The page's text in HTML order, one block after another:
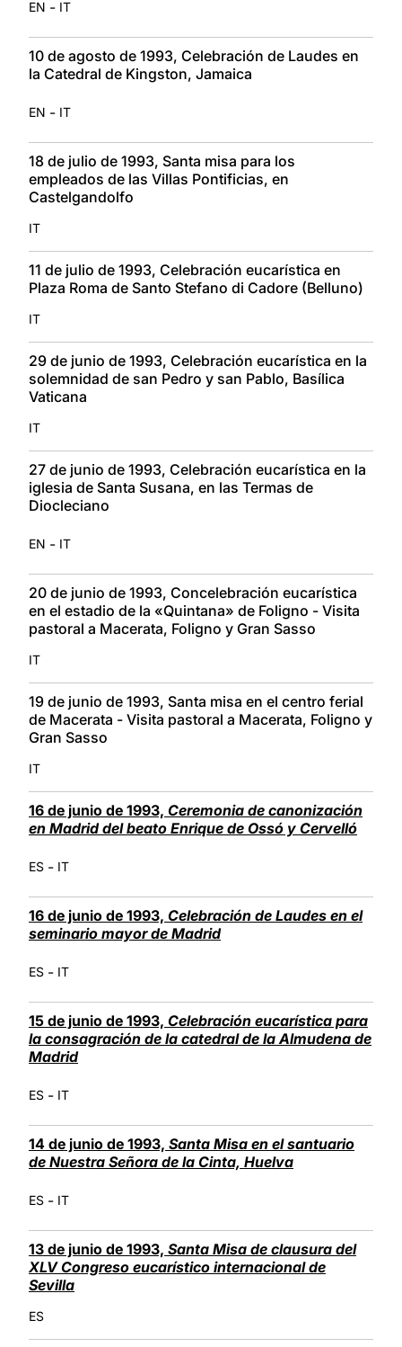
EN - IT
10 de agosto de 1993, Celebración de Laudes en
la Catedral de Kingston, Jamaica
EN - IT
18 de julio de 1993, Santa misa para los
empleados de las Villas Pontificias, en
Castelgandolfo
IT
11 de julio de 1993, Celebración eucarística en
Plaza Roma de Santo Stefano di Cadore (Belluno)
IT
29 de junio de 1993, Celebración eucarística en la
solemnidad de san Pedro y san Pablo, Basílica
Vaticana
IT
27 de junio de 1993, Celebración eucarística en la
iglesia de Santa Susana, en las Termas de
Diocleciano
EN - IT
20 de junio de 1993, Concelebración eucarística
en el estadio de la «Quintana» de Foligno - Visita
pastoral a Macerata, Foligno y Gran Sasso
IT
19 de junio de 1993, Santa misa en el centro ferial
de Macerata - Visita pastoral a Macerata, Foligno y
Gran Sasso
IT
16 de junio de 1993, Ceremonia de canonización
en Madrid del beato Enrique de Ossó y Cervelló
ES - IT
16 de junio de 1993, Celebración de Laudes en el
seminario mayor de Madrid
ES - IT
15 de junio de 1993, Celebración eucarística para
la consagración de la catedral de la Almudena de
Madrid
ES - IT
14 de junio de 1993, Santa Misa en el santuario
de Nuestra Señora de la Cinta, Huelva
ES - IT
13 de junio de 1993, Santa Misa de clausura del
XLV Congreso eucarístico internacional de
Sevilla
ES